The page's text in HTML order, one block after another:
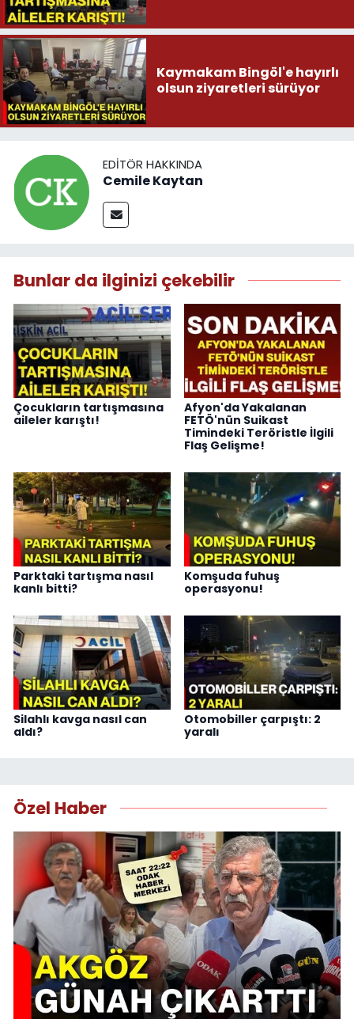
Kaymakam Bingöl'e hayırlı
olsun ziyaretleri sürüyor
EDITÖR HAKKINDA
Cemile Kaytan
Bunlar da ilginizi çekebilir
Çocukların tartışmasına
aileler karıştı!
Afyon'da Yakalanan
FETÖ'nün Suikast
Timindeki Teröristle İlgili
Flaş Gelişme!
Parktaki tartışma nasıl
kanlı bitti?
Komşuda fuhuş
operasyonu!
Silahlı kavga nasıl can
aldı?
Otomobiller çarpıştı: 2
yaralı
Özel Haber